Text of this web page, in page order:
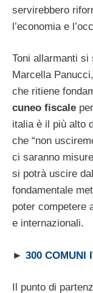
servirebbero
l’economia e
Toni allarmanti si
Marcella
che ritiene
cuneo fiscale per
italia è il più alto
che “non
ci saranno
si potrà uscire
fondamentale
poter competere
e internazionali.
► 300 COMUNI
Il punto di